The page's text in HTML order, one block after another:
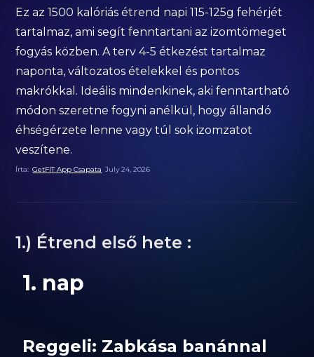
Ez az 1500 kalóriás étrend napi 115-125g fehérjét
tartalmaz, ami segít fenntartani az izomtömeget
fogyás közben. A terv 4-5 étkezést tartalmaz
naponta, változatos ételekkel és pontos
makrókkal. Ideális mindenkinek, aki fenntartható
módon szeretne fogyni anélkül, hogy állandó
éhségérzete lenne vagy túl sok izomzatot
veszítene.
Írta: GetFIT App Csapata July 24, 2026
1.) Étrend első hete :
1. nap
Reggeli: Zabkása banánnal